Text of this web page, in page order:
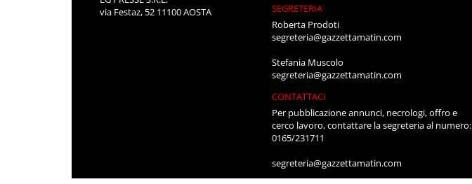
via Festaz, 52 11100 AOSTA
SEGRETERIA
Roberta Prodoti
segreteria@gazzettamatin.com
Stefania Muscolo
segreteria@gazzettamatin.com
CONTATTACI
Per pubblicazione annunci, necrologi, offro e
cerco lavoro, contattare la segreteria al numero:
0165/231711
segreteria@gazzettamatin.com